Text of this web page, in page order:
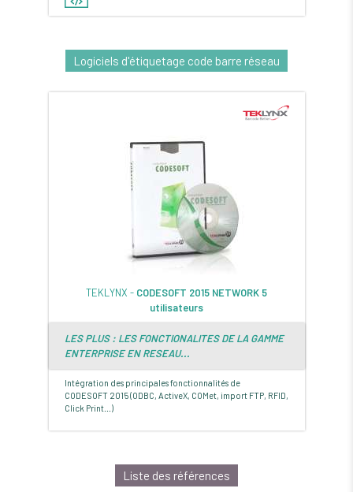
Logiciels d'étiquetage code barre réseau
TEKLYNX - CODESOFT 2015 NETWORK 5
utilisateurs
LES PLUS : LES FONCTIONALITES DE LA GAMME
ENTERPRISE EN RESEAU...
Intégration des principales fonctionnalités de
CODESOFT 2015 (ODBC, ActiveX, COMet, import FTP, RFID,
Click Print...)
Liste des références